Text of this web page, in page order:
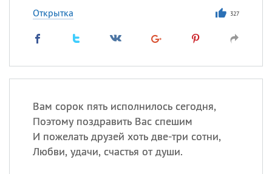
Открытка 327
Вам сорок пять исполнилось сегодня,
Поэтому поздравить Вас спешим
И пожелать друзей хоть две-три сотни,
Любви, удачи, счастья от души.